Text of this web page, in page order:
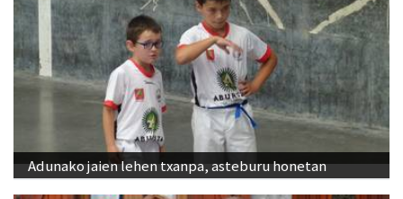
Adunako jaien lehen txanpa, asteburu honetan